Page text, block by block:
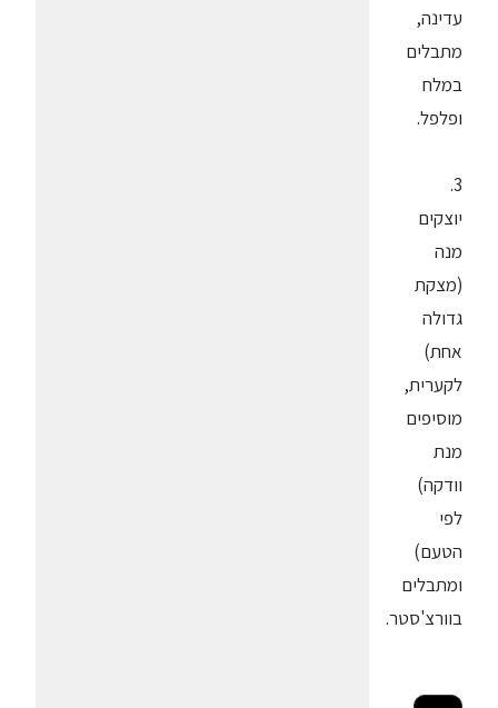
עדינה,
מתבלים
במלח
ופלפל.
3.
יוצקים
מנה
(מצקת
גדולה
אחת)
לקערית,
מוסיפים
מנת
וודקה)
לפי
הטעם)
ומתבלים
בוורצ'סטר.